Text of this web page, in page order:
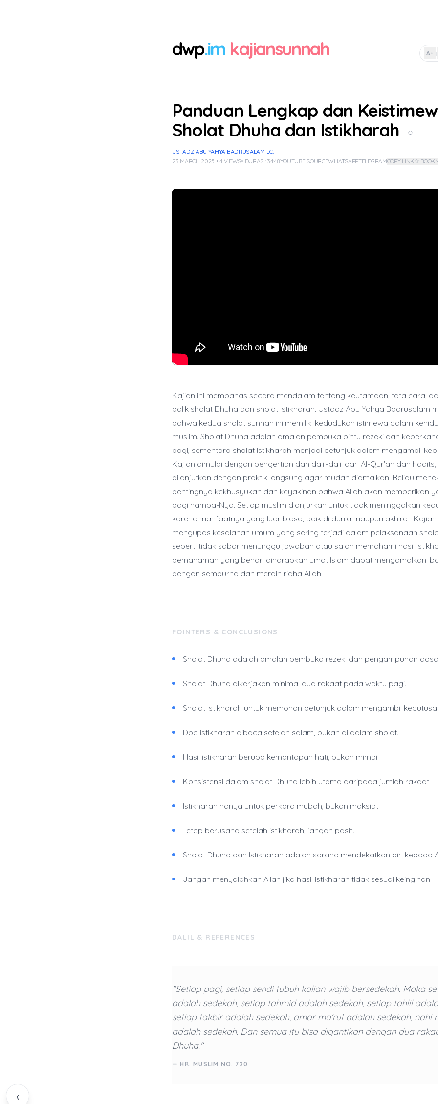
dwp.im kajiansunnah A- |
‹
Panduan Lengkap dan
Sholat Dhuha dan Istikharah
○
USTADZ ABU YAHYA BADRUSALAM LC.
23 MARCH 2025 • 4 VIEWS• DURASI: 34:48YOUTUBE SOURCEWHATSAPPTELEGRAMCOPY LINK☆
Kajian ini membahas secara mendalam tentang keutamaan, tata cara,
balik sholat Dhuha dan sholat Istikharah. Ustadz Abu Yahya Badrusalam
bahwa kedua sholat sunnah ini memiliki kedudukan istimewa dalam
muslim. Sholat Dhuha adalah amalan pembuka pintu rezeki dan
pagi, sementara sholat Istikharah menjadi petunjuk dalam mengambil
Kajian dimulai dengan pengertian dan dalil-dalil dari Al-Qur'an dan hadits,
dilanjutkan dengan praktik langsung agar mudah diamalkan. Beliau
pentingnya kekhusyukan dan keyakinan bahwa Allah akan memberikan
bagi hamba-Nya. Setiap muslim dianjurkan untuk tidak meninggalkan
karena manfaatnya yang luar biasa, baik di dunia maupun akhirat. Kajian
mengupas kesalahan umum yang sering terjadi dalam pelaksanaan
seperti tidak sabar menunggu jawaban atau salah memahami hasil
pemahaman yang benar, diharapkan umat Islam dapat mengamalkan
dengan sempurna dan meraih ridha Allah.
POINTERS & CONCLUSIONS
Sholat Dhuha adalah amalan pembuka rezeki dan pengampunan
Sholat Dhuha dikerjakan minimal dua rakaat pada waktu pagi.
Sholat Istikharah untuk memohon petunjuk dalam mengambil
Doa istikharah dibaca setelah salam, bukan di dalam sholat.
Hasil istikharah berupa kemantapan hati, bukan mimpi.
Konsistensi dalam sholat Dhuha lebih utama daripada jumlah rakaat.
Istikharah hanya untuk perkara mubah, bukan maksiat.
Tetap berusaha setelah istikharah, jangan pasif.
Sholat Dhuha dan Istikharah adalah sarana mendekatkan diri kepada
Jangan menyalahkan Allah jika hasil istikharah tidak sesuai keinginan.
DALIL & REFERENCES
"Setiap pagi, setiap sendi tubuh kalian wajib bersedekah. Maka
adalah sedekah, setiap tahmid adalah sedekah, setiap tahlil
setiap takbir adalah sedekah, amar ma'ruf adalah sedekah, nahi
adalah sedekah. Dan semua itu bisa digantikan dengan dua
Dhuha."
— HR. MUSLIM NO. 720